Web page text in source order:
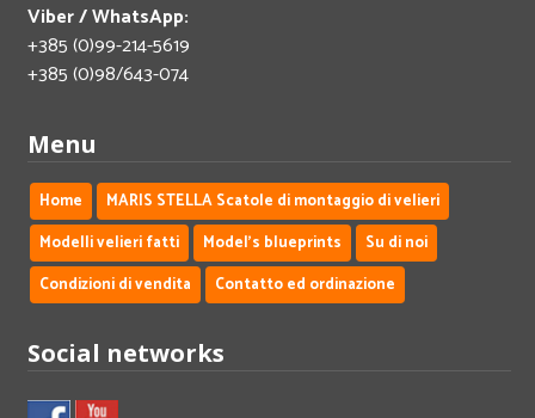
Viber / WhatsApp:
+385 (0)99-214-5619
+385 (0)98/643-074
Menu
Home
MARIS STELLA Scatole di montaggio di velieri
Modelli velieri fatti
Model's blueprints
Su di noi
Condizioni di vendita
Contatto ed ordinazione
Social networks